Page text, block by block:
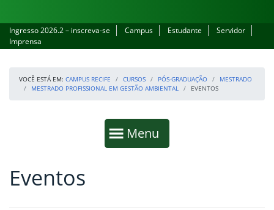
Ingresso 2026.2 – inscreva-se Campus Estudante
Servidor
Imprensa
VOCÊ ESTÁ EM: CAMPUS RECIFE CURSOS PÓS-GRADUAÇÃO
MESTRADO
MESTRADO PROFISSIONAL EM GESTÃO AMBIENTAL
EVENTOS
Mostrar
Menu
Fim da navegação
Início do conteúdo
Eventos